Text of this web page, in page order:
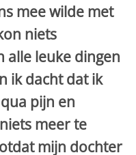
mee wilde met
niets
alle leuke dingen
ik dacht dat ik
pijn en
meer te
mijn dochter